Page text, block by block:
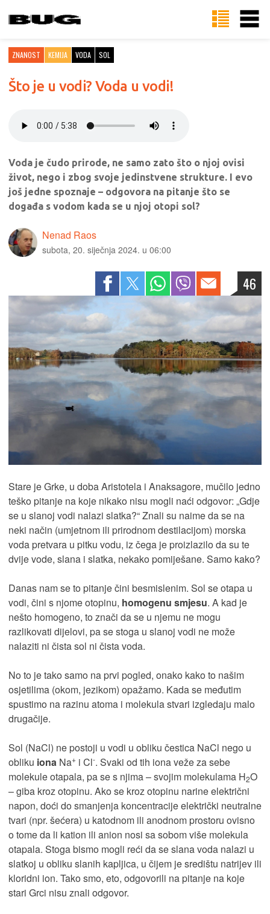
ZNANOST KEMIJA VODA SOL
Što je u vodi? Voda u vodi!
Voda je čudo prirode, ne samo zato što o njoj ovisi
život, nego i zbog svoje jedinstvene strukture. I evo
još jedne spoznaje – odgovora na pitanje što se
događa s vodom kada se u njoj otopi sol?
Nenad Raos
subota, 20. siječnja 2024. u 06:00
46
Stare je Grke, u doba Aristotela i Anaksagore, mučilo jedno
teško pitanje na koje nikako nisu mogli naći odgovor: „Gdje
se u slanoj vodi nalazi slatka?“ Znali su naime da se na
neki način (umjetnom ili prirodnom destilacijom) morska
voda pretvara u pitku vodu, iz čega je proizlazilo da su te
dvije vode, slana i slatka, nekako pomiješane. Samo kako?
Danas nam se to pitanje čini besmislenim. Sol se otapa u
vodi, čini s njome otopinu, homogenu smjesu. A kad je
nešto homogeno, to znači da se u njemu ne mogu
razlikovati dijelovi, pa se stoga u slanoj vodi ne može
nalaziti ni čista sol ni čista voda.
No to je tako samo na prvi pogled, onako kako to našim
osjetilima (okom, jezikom) opažamo. Kada se međutim
spustimo na razinu atoma i molekula stvari izgledaju malo
drugačije.
Sol (NaCl) ne postoji u vodi u obliku čestica NaCl nego u
obliku iona Na+ i Cl-. Svaki od tih iona veže za sebe
molekule otapala, pa se s njima – svojim molekulama H2O
– giba kroz otopinu. Ako se kroz otopinu narine električni
napon, doći do smanjenja koncentracije električki neutralne
tvari (npr. šećera) u katodnom ili anodnom prostoru ovisno
o tome da li kation ili anion nosi sa sobom više molekula
otapala. Stoga bismo mogli reći da se slana voda nalazi u
slatkoj u obliku slanih kapljica, u čijem je središtu natrijev ili
kloridni ion. Tako smo, eto, odgovorili na pitanje na koje
stari Grci nisu znali odgovor.